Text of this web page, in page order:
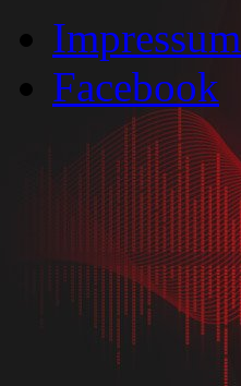
Impressum
Facebook